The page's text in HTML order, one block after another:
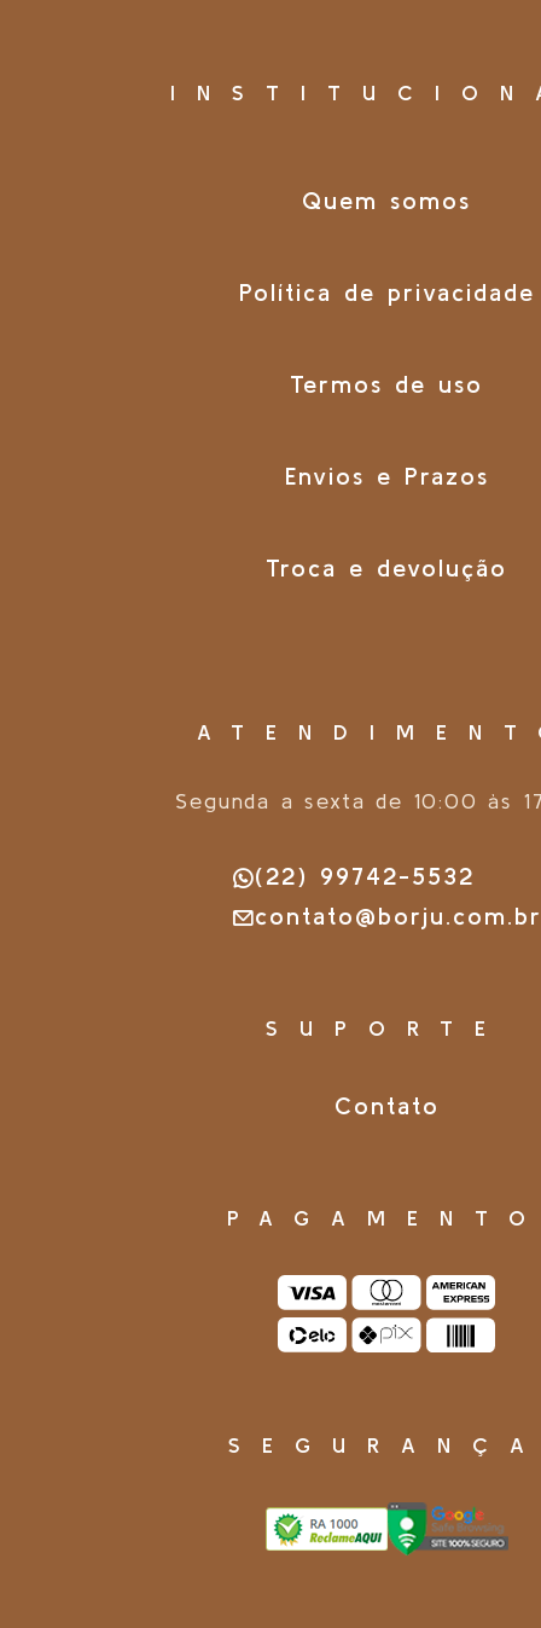
Quem somos
Política de privacidade
Termos de uso
Envios e Prazos
Troca e devolução
Segunda a sexta de 10:00 às
(22) 99742-5532
contato@borju.com.br
SUPORTE
Contato